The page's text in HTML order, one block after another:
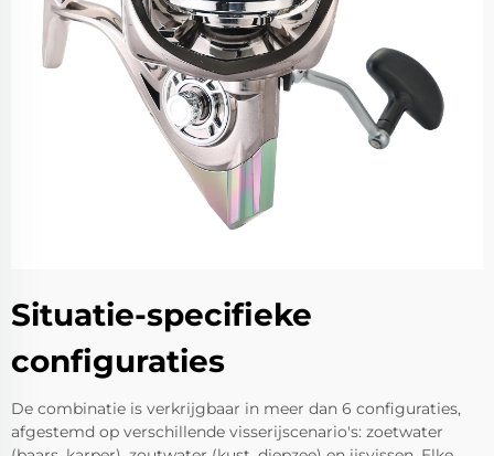
Situatie-specifieke
configuraties
De combinatie is verkrijgbaar in meer dan 6 configuraties,
afgestemd op verschillende visserijscenario's: zoetwater